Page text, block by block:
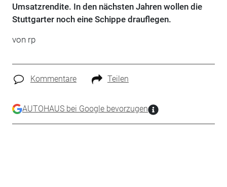
Umsatzrendite. In den nächsten Jahren wollen die
Stuttgarter noch eine Schippe drauflegen.
von rp
Kommentare Teilen
AUTOHAUS bei Google bevorzugen